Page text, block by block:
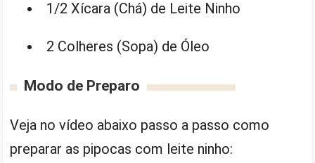
1/2 Xícara (Chá) de Leite Ninho
2 Colheres (Sopa) de Óleo
Modo de Preparo
Veja no vídeo abaixo passo a passo como
preparar as pipocas com leite ninho: